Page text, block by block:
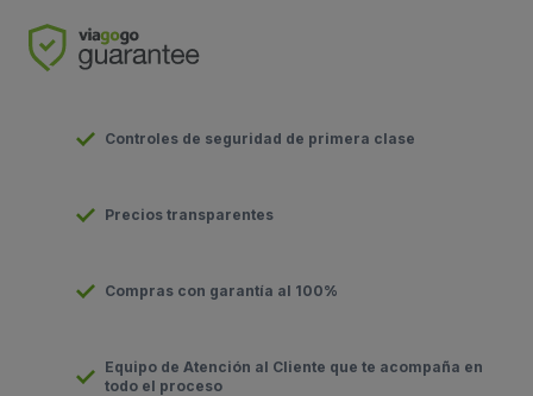
Controles de seguridad de primera clase
Precios transparentes
Compras con garantía al 100%
Equipo de Atención al Cliente que te acompaña en
todo el proceso